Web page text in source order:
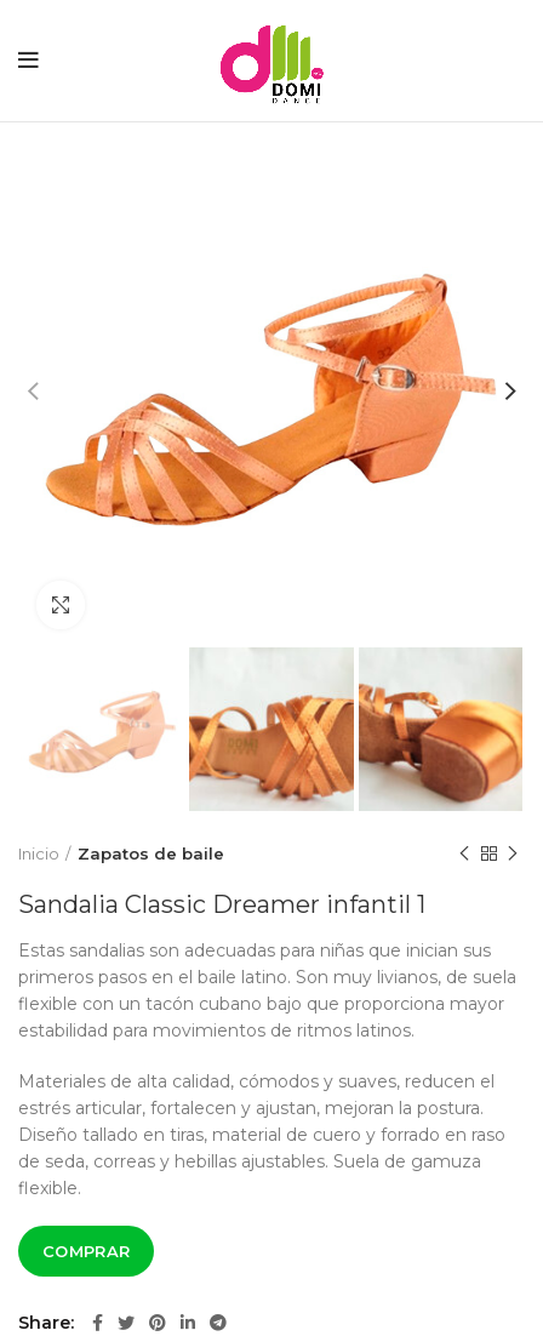
Inicio Zapatos de baile
Sandalia Classic Dreamer infantil 1
Estas sandalias son adecuadas para niñas que inician sus
primeros pasos en el baile latino. Son muy livianos, de suela
flexible con un tacón cubano bajo que proporciona mayor
estabilidad para movimientos de ritmos latinos.
Materiales de alta calidad, cómodos y suaves, reducen el
estrés articular, fortalecen y ajustan, mejoran la postura.
Diseño tallado en tiras, material de cuero y forrado en raso
de seda, correas y hebillas ajustables. Suela de gamuza
flexible.
COMPRAR
Share